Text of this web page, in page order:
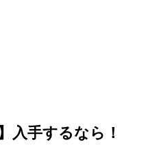
入手するなら！